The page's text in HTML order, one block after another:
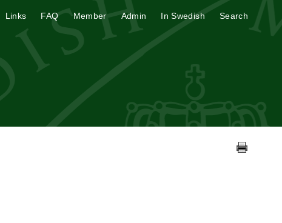
Links FAQ Member Admin In Swedish Search